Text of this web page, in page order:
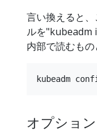
言い換えると
ルを"kubeadm
内部で読むもの
オプション